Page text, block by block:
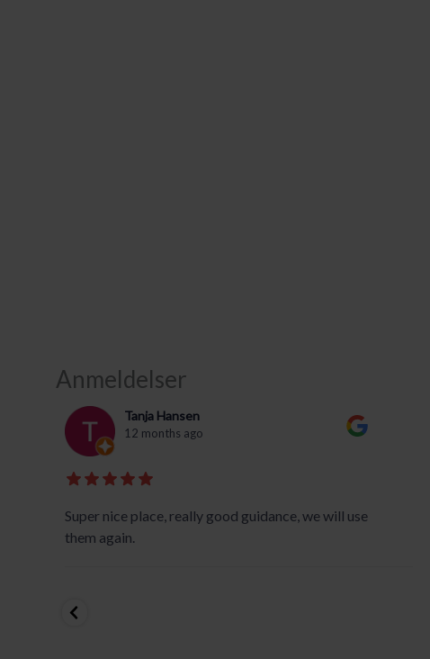
Anmeldelser
Tanja Hansen
12 months ago
Super nice place, really good guidance, we will use
them again.